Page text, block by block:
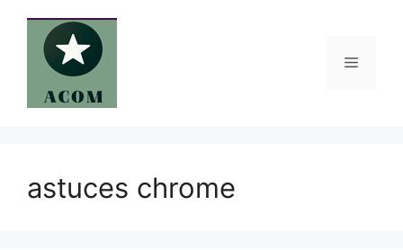
contenu
Menu
astuces chrome